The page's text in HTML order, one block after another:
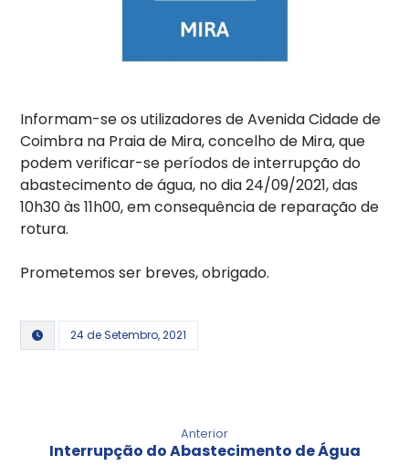
Informam-se os utilizadores de Avenida Cidade de
Coimbra na Praia de Mira, concelho de Mira, que
podem verificar-se períodos de interrupção do
abastecimento de água, no dia 24/09/2021, das
10h30 às 11h00, em consequência de reparação de
rotura.
Prometemos ser breves, obrigado.
24 de Setembro, 2021
Anterior
Interrupção do Abastecimento de Água